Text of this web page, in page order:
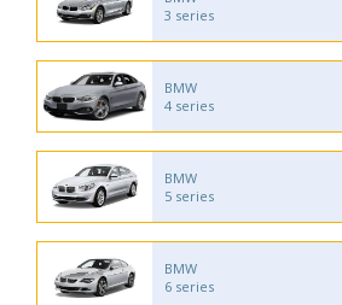
3 series
BMW
4 series
BMW
5 series
BMW
6 series